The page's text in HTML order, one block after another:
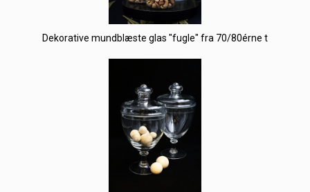
Dekorative mundblæste glas "fugle" fra 70/80érne t